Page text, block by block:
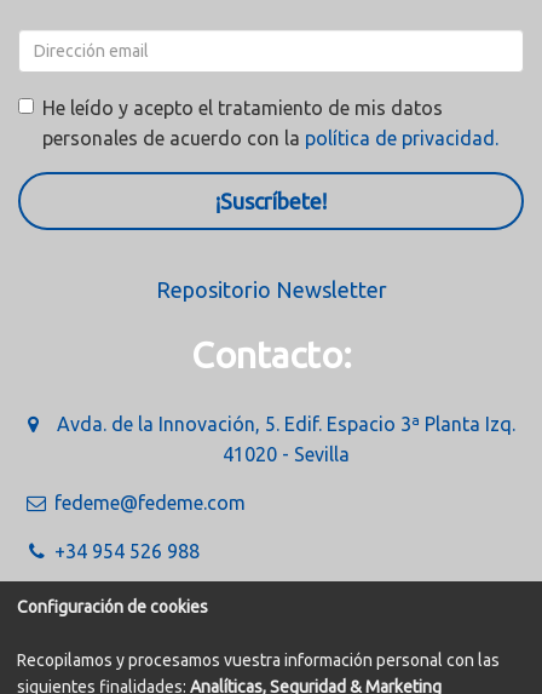
He leído y acepto el tratamiento de mis datos
personales de acuerdo con la política de privacidad.
¡Suscríbete!
Repositorio Newsletter
Contacto:
Avda. de la Innovación, 5. Edif. Espacio 3ª Planta Izq.
41020 - Sevilla
fedeme@fedeme.com
+34 954 526 988
Configuración de cookies
Recopilamos y procesamos vuestra información personal con las
siguientes finalidades: Analíticas, Seguridad & Marketing